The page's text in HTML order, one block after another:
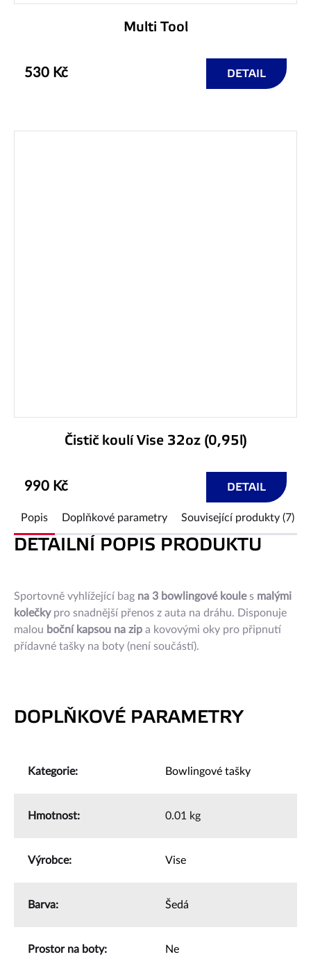
Multi Tool
530 Kč DETAIL
Čistič koulí Vise 32oz (0,95l)
990 Kč DETAIL
Popis Doplňkové parametry Související produkty (7)
DETAILNÍ POPIS PRODUKTU
Sportovně vyhlížející bag na 3 bowlingové koules malými
kolečkypro snadnější přenos z auta na dráhu. Disponuje
malou boční kapsou na zip a kovovými oky pro připnutí
přídavné tašky na boty (není součástí).
DOPLŇKOVÉ PARAMETRY
Kategorie: Bowlingové tašky
Hmotnost: 0.01 kg
Výrobce: Vise
Barva: Šedá
Prostor na boty: Ne